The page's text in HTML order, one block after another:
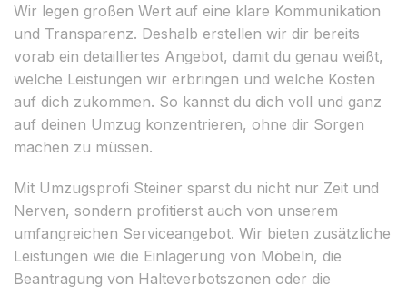
Wir legen großen Wert auf eine klare Kommunikation
und Transparenz. Deshalb erstellen wir dir bereits
vorab ein detailliertes Angebot, damit du genau weißt,
welche Leistungen wir erbringen und welche Kosten
auf dich zukommen. So kannst du dich voll und ganz
auf deinen Umzug konzentrieren, ohne dir Sorgen
machen zu müssen.
Mit Umzugsprofi Steiner sparst du nicht nur Zeit und
Nerven, sondern profitierst auch von unserem
umfangreichen Serviceangebot. Wir bieten zusätzliche
Leistungen wie die Einlagerung von Möbeln, die
Beantragung von Halteverbotszonen oder die